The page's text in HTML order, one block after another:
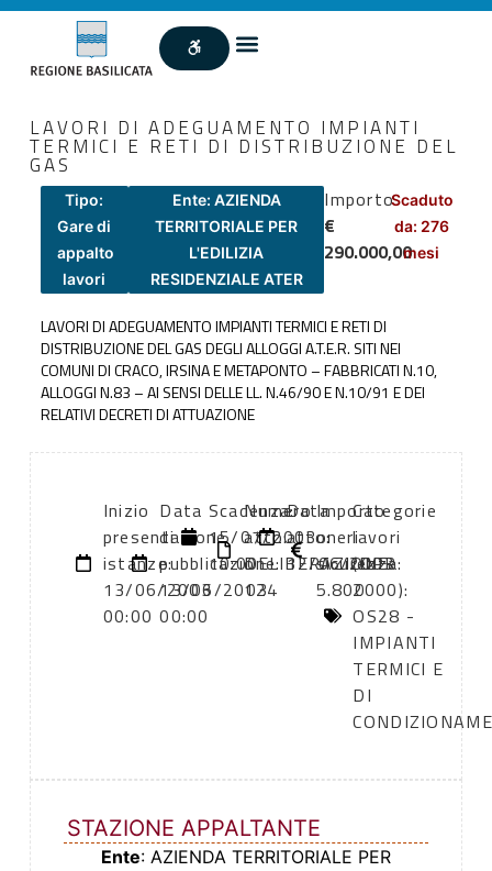
LAVORI DI ADEGUAMENTO IMPIANTI
TERMICI E RETI DI DISTRIBUZIONE DEL
GAS
Tipo:
Gare di
appalto
lavori
Ente: AZIENDA
TERRITORIALE PER
L'EDILIZIA
RESIDENZIALE ATER
Importo
€
290.000,00
Scaduto
da: 276
mesi
LAVORI DI ADEGUAMENTO IMPIANTI TERMICI E RETI DI
DISTRIBUZIONE DEL GAS DEGLI ALLOGGI A.T.E.R. SITI NEI
COMUNI DI CRACO, IRSINA E METAPONTO – FABBRICATI N.10,
ALLOGGI N.83 – AI SENSI DELLE LL. N.46/90 E N.10/91 E DEI
RELATIVI DECRETI DI ATTUAZIONE
Inizio
presentazione
istanze:
13/06/2003
00:00
Data
di
pubblicazione:
13/06/2003
00:00
Scadenza:
15/07/2003
10:00
Numero
atto:
DELIBERAZIONE
124
Data
atto:
12/06/2003
Importo
oneri
sicurezza:
5.800
Categorie
lavori
(DPR
2000):
OS28 -
IMPIANTI
TERMICI E
DI
STAZIONE APPALTANTE
Ente: AZIENDA TERRITORIALE PER